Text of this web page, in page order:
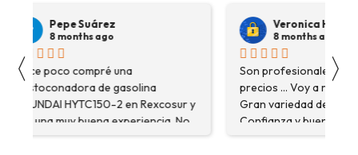
〈
Pepe Suárez
8 months ago
Hace poco compré una
destoconadora de gasolina
HYUNDAI HYTC150-2 en Rexcosur y
fue una muy buena experiencia. No
solo me encontré el producto que
Veronica Hidalgo
8 months ago
Son profesionales ,
precios ... Voy a repetir
Gran variedad de
Confianza y buen servicio.
〉